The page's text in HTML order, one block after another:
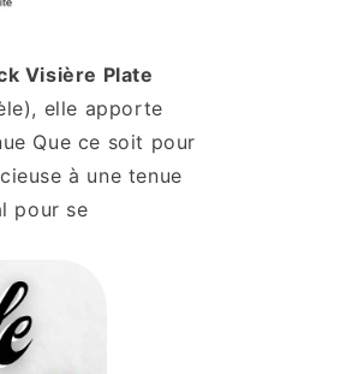
Visière Plate
elle apporte
Que ce soit pour
à une tenue
pour se